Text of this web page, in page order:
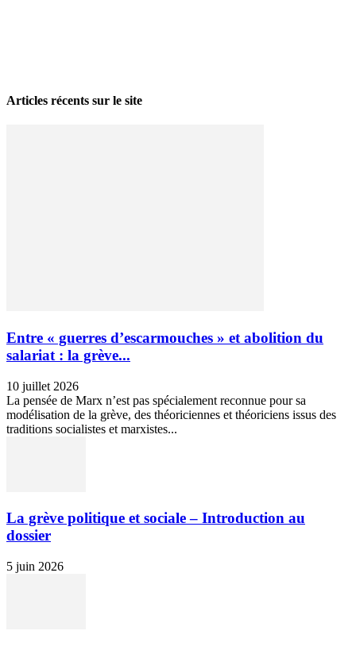
Articles récents sur le site
Entre « guerres d’escarmouches » et abolition du
salariat : la grève...
10 juillet 2026
La pensée de Marx n’est pas spécialement reconnue pour sa
modélisation de la grève, des théoriciennes et théoriciens issus des
traditions socialistes et marxistes...
La grève politique et sociale – Introduction au
dossier
5 juin 2026